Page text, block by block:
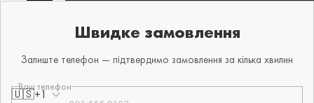
Швидке замовлення
Залиште телефон — підтвердимо замовлення за кілька хвилин
Ваш телефон
🇺🇸+1